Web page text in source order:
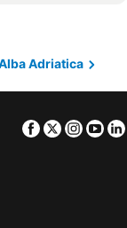
Hotel
Resort
Palme
Adriatica
Facebook
Twitter